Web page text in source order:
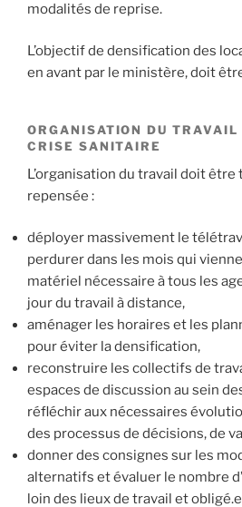
modalités de reprise.
L’objectif de densification des
en avant par le ministère, doit
ORGANISATION DU TRAVAIL
CRISE SANITAIRE
L’organisation du travail doit
repensée :
déployer massivement le
perdurer dans les mois qui
matériel nécessaire à tous les
jour du travail à distance,
aménager les horaires et les
pour éviter la densification,
reconstruire les collectifs de
espaces de discussion au sein
réfléchir aux nécessaires
des processus de décisions, de
donner des consignes sur les
alternatifs et évaluer le nombre
loin des lieux de travail et